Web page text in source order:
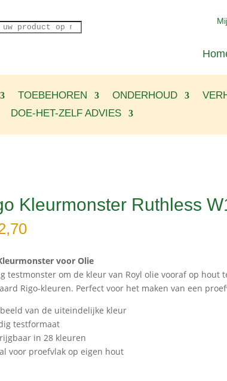
TOEBEHOREN ONDERHOUD
DOE-HET-ZELF ADVIES
Kleurmonster Ruthless
voor Olie
testmonster om de kleur van Royl olie vooraf op hout
Rigo-kleuren. Perfect voor het maken van een
van de uiteindelijke kleur
testformaat
in 28 kleuren
voor proefvlak op eigen hout